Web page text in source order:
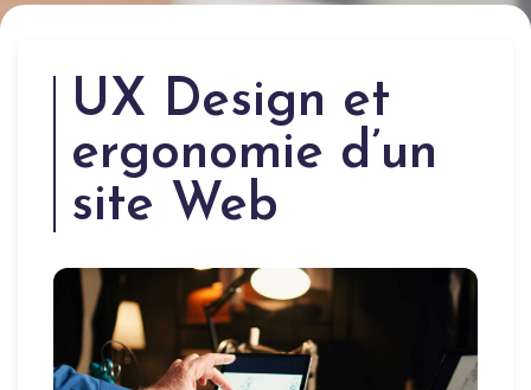
UX Design et
ergonomie d’un
site Web